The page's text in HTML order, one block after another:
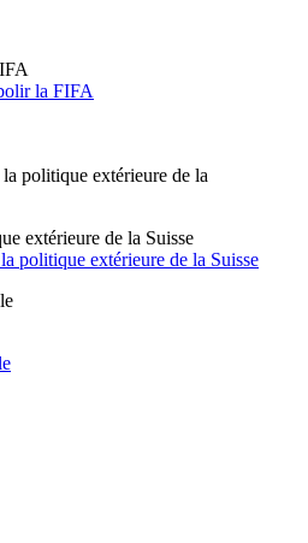
la FIFA
extérieure de la Suisse
politique extérieure de la Suisse